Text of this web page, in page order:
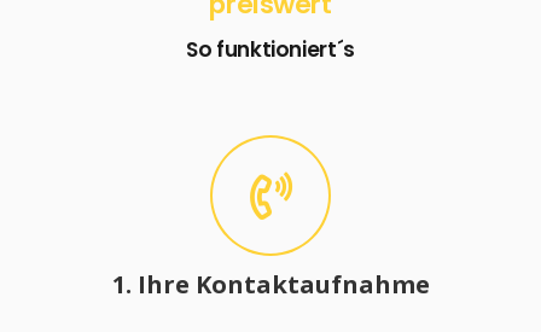
So funktioniert´s
1. Ihre Kontaktaufnahme